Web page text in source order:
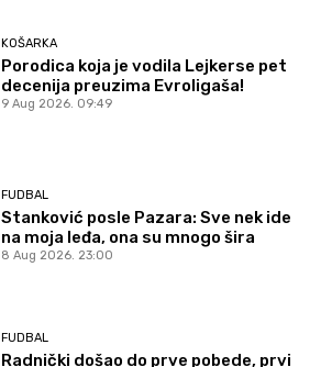
KOŠARKA
Porodica koja je vodila Lejkerse pet
decenija preuzima Evroligaša!
9 Aug 2026. 09:49
FUDBAL
Stanković posle Pazara: Sve nek ide
na moja leđa, ona su mnogo šira
8 Aug 2026. 23:00
FUDBAL
Radnički došao do prve pobede, prvi